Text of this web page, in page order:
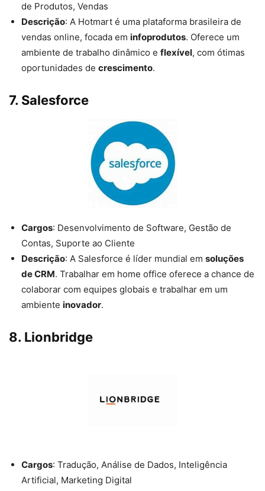
de Produtos, Vendas
Descrição: A Hotmart é uma plataforma brasileira de
vendas online, focada em infoprodutos. Oferece um
ambiente de trabalho dinâmico e flexível, com ótimas
oportunidades de crescimento.
7. Salesforce
Cargos: Desenvolvimento de Software, Gestão de
Contas, Suporte ao Cliente
Descrição: A Salesforce é líder mundial em soluções
de CRM. Trabalhar em home office oferece a chance de
colaborar com equipes globais e trabalhar em um
ambiente inovador.
8. Lionbridge
Cargos: Tradução, Análise de Dados, Inteligência
Artificial, Marketing Digital